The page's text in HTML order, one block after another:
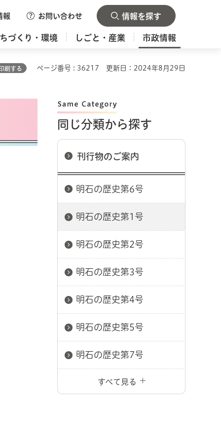
報 お問い合わせ 情報を探す
づくり・環境 しごと・産業 市政情報
刷する ページ番号 : 36217 更新日：2024年8月29日
同じ分類から探す
刊行物のご案内
明石の歴史第6号
明石の歴史第1号
明石の歴史第2号
明石の歴史第3号
明石の歴史第4号
明石の歴史第5号
明石の歴史第7号
すべて見る